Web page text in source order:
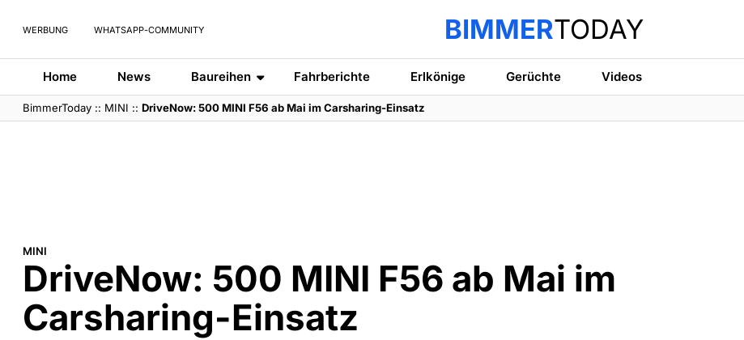
WERBUNG WHATSAPP-COMMUNITY BIMMERTODAY
Home News Baureihen Fahrberichte Erlkönige Gerüchte Videos
BimmerToday :: MINI ::DriveNow: 500 MINI F56 ab Mai im Carsharing-Einsatz
MINI
DriveNow: 500 MINI F56 ab Mai im
Carsharing-Einsatz